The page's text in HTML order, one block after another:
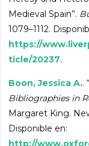
Medieval Spain”.
1079–1112.
https://
ticle/20237.
Boon, Jessica A..
Bibliographies in
Margaret King.
Disponible en:
http://